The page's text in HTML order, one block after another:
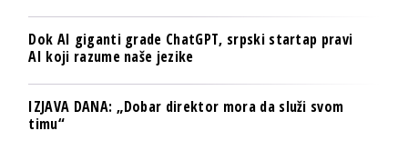
Dok AI giganti grade ChatGPT, srpski startap pravi
AI koji razume naše jezike
IZJAVA DANA: „Dobar direktor mora da služi svom
timu“